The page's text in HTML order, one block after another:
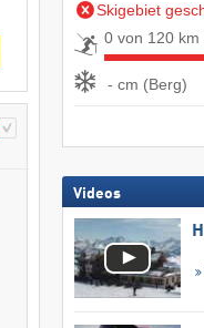
Skigebiet
0 von 120 km
- cm (Berg)
Videos